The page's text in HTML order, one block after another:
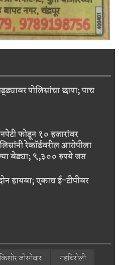
पोलिसांचा छापा; पाच
फोडून १० हजारांवर
रेकॉर्डवरील आरोपीला
बेड्या; ९,३०० रुपये जप्त
हायवा; एकाच ई-टीपीवर
किशोर जोरगेवार
गडचिरोली